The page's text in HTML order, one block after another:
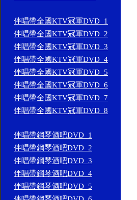
伴唱帶全國KTV冠軍DVD_1
伴唱帶全國KTV冠軍DVD_2
伴唱帶全國KTV冠軍DVD_3
伴唱帶全國KTV冠軍DVD_4
伴唱帶全國KTV冠軍DVD_5
伴唱帶全國KTV冠軍DVD_6
伴唱帶全國KTV冠軍DVD_7
伴唱帶全國KTV冠軍DVD_8
伴唱帶鋼琴酒吧DVD_1
伴唱帶鋼琴酒吧DVD_2
伴唱帶鋼琴酒吧DVD_3
伴唱帶鋼琴酒吧DVD_4
伴唱帶鋼琴酒吧DVD_5